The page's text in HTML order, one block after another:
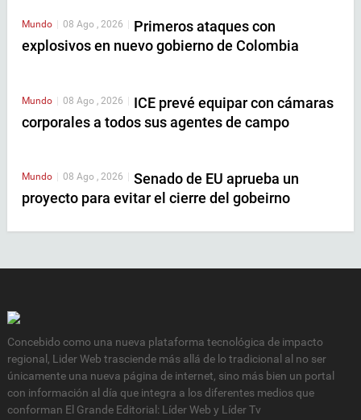
Mundo 08 Ago , 2026
Primeros ataques con
explosivos en nuevo gobierno de Colombia
Mundo | 08 Ago , 2026 | ICE prevé equipar con cámaras
corporales a todos sus agentes de campo
Mundo 08 Ago , 2026
Senado de EU aprueba un
proyecto para evitar el cierre del gobeirno
Concebido como una nueva plataforma tecnológica de impacto
regional, Lider Web trasciende más allá de lo tradicional al no ser
únicamente una nueva página de internet, sino más bien un portal
con información al día que integra a los diferentes medios que
conforman El Grande Editorial: Líder Web y Líder Tv